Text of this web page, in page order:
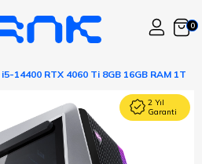
0
2 Yıl
Garanti